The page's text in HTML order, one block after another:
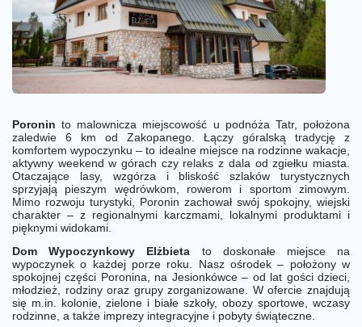
Poronin to malownicza miejscowość u podnóża Tatr, położona
zaledwie 6 km od Zakopanego. Łączy góralską tradycję z
komfortem wypoczynku – to idealne miejsce na rodzinne wakacje,
aktywny weekend w górach czy relaks z dala od zgiełku miasta.
Otaczające lasy, wzgórza i bliskość szlaków turystycznych
sprzyjają pieszym wędrówkom, rowerom i sportom zimowym.
Mimo rozwoju turystyki, Poronin zachował swój spokojny, wiejski
charakter – z regionalnymi karczmami, lokalnymi produktami i
pięknymi widokami.
Dom Wypoczynkowy Elżbieta to doskonałe miejsce na
wypoczynek o każdej porze roku. Nasz ośrodek – położony w
spokojnej części Poronina, na Jesionkówce – od lat gości dzieci,
młodzież, rodziny oraz grupy zorganizowane. W ofercie znajdują
się m.in. kolonie, zielone i białe szkoły, obozy sportowe, wczasy
rodzinne, a także imprezy integracyjne i pobyty świąteczne.